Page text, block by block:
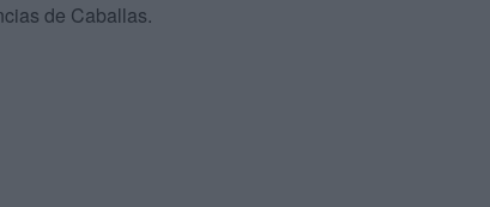
de Caballas.